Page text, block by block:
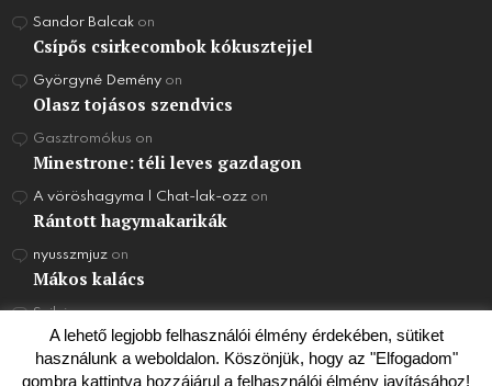
Sandor Balcak on
Csípős csirkecombok kókusztejjel
Györgyné Demény on
Olasz tojásos szendvics
Gasztromókus on
Minestrone: téli leves gazdagon
A vöröshagyma | Chat-lak-ozz on
Rántott hagymakarikák
nyusszmjuz on
Mákos kalács
Szilvion
Joghurt Torta
A lehető legjobb felhasználói élmény érdekében, sütiket
használunk a weboldalon. Köszönjük, hogy az "Elfogadom"
gombra kattintva hozzájárul a felhasználói élmény javításához!